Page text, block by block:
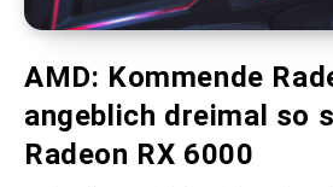
AMD: Kommende
angeblich dreimal so
Radeon RX 6000